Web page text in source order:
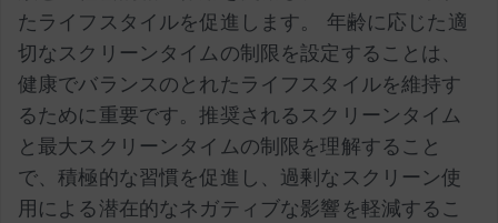
たライフスタイルを促進します。 年齢に応じた適
切なスクリーンタイムの制限を設定することは、
健康でバランスのとれたライフスタイルを維持す
るために重要です。推奨されるスクリーンタイム
と最大スクリーンタイムの制限を理解すること
で、積極的な習慣を促進し、過剰なスクリーン使
用による潜在的なネガティブな影響を軽減するこ